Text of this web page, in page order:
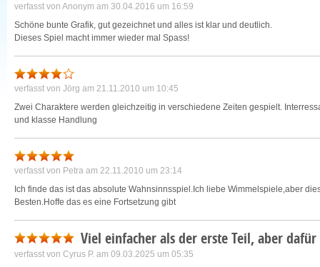
verfasst von Anonym am 30.04.2016 um 16:59
Schöne bunte Grafik, gut gezeichnet und alles ist klar und deutlich.
Dieses Spiel macht immer wieder mal Spass!
verfasst von Jörg am 21.11.2010 um 10:45
Zwei Charaktere werden gleichzeitig in verschiedene Zeiten gespielt.
und klasse Handlung
verfasst von Petra am 22.11.2010 um 23:14
Ich finde das ist das absolute Wahnsinnsspiel.Ich liebe Wimmelspiele,aber
Besten.Hoffe das es eine Fortsetzung gibt
Viel einfacher als der erste Teil, aber
verfasst von Cyrus P. am 09.03.2025 um 05:35